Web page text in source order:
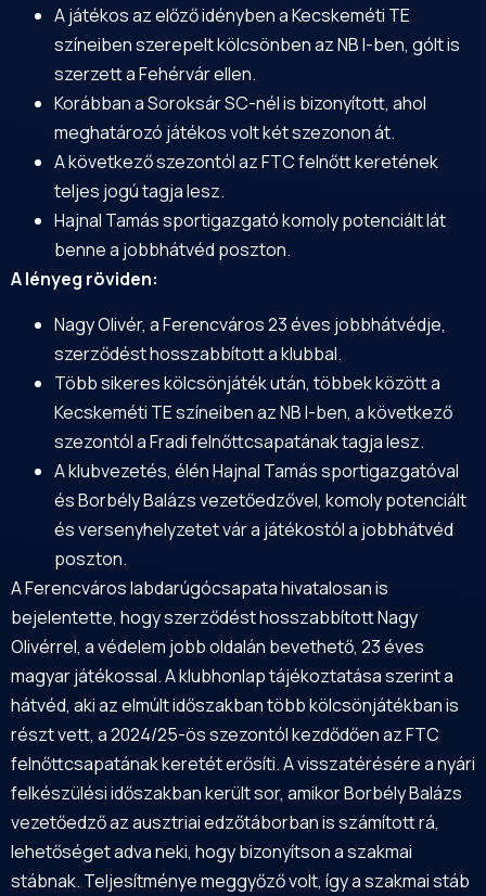
A játékos az előző idényben a Kecskeméti TE
színeiben szerepelt kölcsönben az NB I-ben, gólt is
szerzett a Fehérvár ellen.
Korábban a Soroksár SC-nél is bizonyított, ahol
meghatározó játékos volt két szezonon át.
A következő szezontól az FTC felnőtt keretének
teljes jogú tagja lesz.
Hajnal Tamás sportigazgató komoly potenciált lát
benne a jobbhátvéd poszton.
A lényeg röviden:
Nagy Olivér, a Ferencváros 23 éves jobbhátvédje,
szerződést hosszabbított a klubbal.
Több sikeres kölcsönjáték után, többek között a
Kecskeméti TE színeiben az NB I-ben, a következő
szezontól a Fradi felnőttcsapatának tagja lesz.
A klubvezetés, élén Hajnal Tamás sportigazgatóval
és Borbély Balázs vezetőedzővel, komoly potenciált
és versenyhelyzetet vár a játékostól a jobbhátvéd
poszton.
A Ferencváros labdarúgócsapata hivatalosan is
bejelentette, hogy szerződést hosszabbított Nagy
Olivérrel, a védelem jobb oldalán bevethető, 23 éves
magyar játékossal. A klubhonlap tájékoztatása szerint a
hátvéd, aki az elmúlt időszakban több kölcsönjátékban is
részt vett, a 2024/25-ös szezontól kezdődően az FTC
felnőttcsapatának keretét erősíti. A visszatérésére a nyári
felkészülési időszakban került sor, amikor Borbély Balázs
vezetőedző az ausztriai edzőtáborban is számított rá,
lehetőséget adva neki, hogy bizonyítson a szakmai
stábnak. Teljesítménye meggyőző volt, így a szakmai stáb